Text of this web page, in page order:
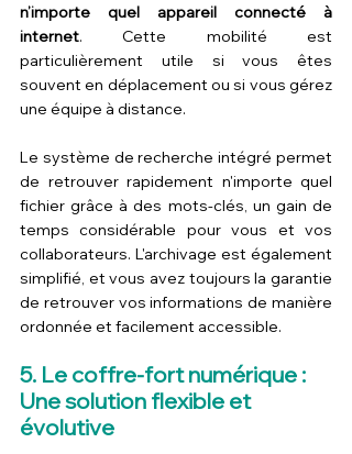
n’importe quel appareil connecté à
internet. Cette mobilité est
particulièrement utile si vous êtes
souvent en déplacement ou si vous gérez
une équipe à distance.
Le système de recherche intégré permet
de retrouver rapidement n'importe quel
fichier grâce à des mots-clés, un gain de
temps considérable pour vous et vos
collaborateurs. L'archivage est également
simplifié, et vous avez toujours la garantie
de retrouver vos informations de manière
ordonnée et facilement accessible.
5. Le coffre-fort numérique :
Une solution flexible et
évolutive